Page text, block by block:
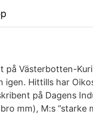
på Västerbotten-
igen. Hittills har
på Dagens
mm), M:s ”starke